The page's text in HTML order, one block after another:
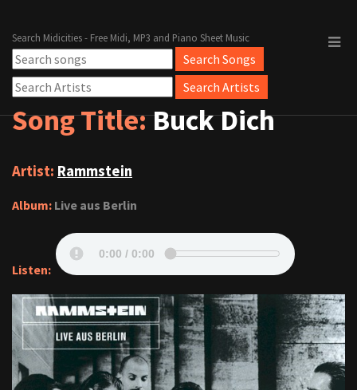
Search Midicities - Free Midi, MP3 and Piano Sheet Music
Song Title:Buck Dich
Artist: Rammstein
Album: Live aus Berlin
Listen: